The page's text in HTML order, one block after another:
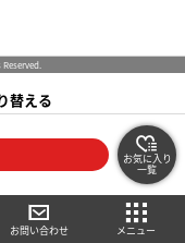
替える
お問い合わせ メニュー
お気に入り
一覧